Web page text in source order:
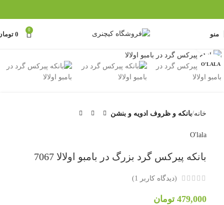
منو
0
0
O'LALA
خانه بانکه و ظروف ادویه و بنشن
O'lala
بانکه پیرکس گرد بزرگ در بامبو اولالا 7067
(دیدگاه کاربر 1
)
479,000 تومان